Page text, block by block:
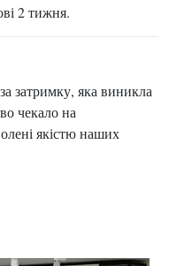
2 тижня.
затримку, яка виникла
чекало на
якістю наших